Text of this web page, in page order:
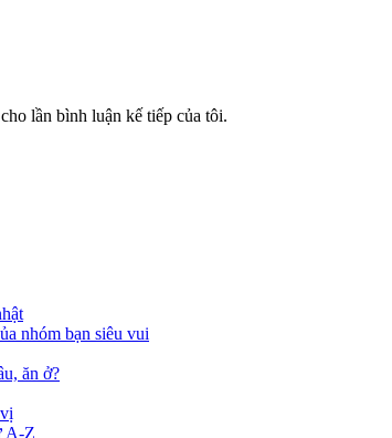
lần bình luận kế tiếp của tôi.
nhóm bạn siêu vui
ăn ở?
A-Z